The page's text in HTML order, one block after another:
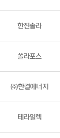
한진솔라
쏠라포스
㈜한결에너지
테라일렉